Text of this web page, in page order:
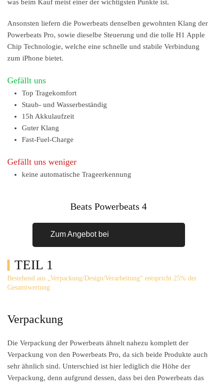
was beim Kauf meist einer der wichtigsten Punkte ist.
Ansonsten liefern die Powerbeats denselben gewohnten Klang der
Powerbeats Pro, sowie dieselbe Steuerung und die tolle H1 Apple
Chip Technologie, welche eine schnelle und stabile Verbindung
zum iPhone bietet.
Gefällt uns
Top Tragekomfort
Staub- und Wasserbeständig
15h Akkulaufzeit
Guter Klang
Fast-Fuel-Charge
Gefällt uns weniger
keine automatische Trageerkennung
Beats Powerbeats 4
Zum Angebot bei
TEIL 1
Bestehend aus „Verpackung/Design/Verarbeitung“ entspricht 25% der
Gesamtwertung
Verpackung
Die Verpackung der Powerbeats ähnelt nahezu komplett der
Verpackung von den Powerbeats Pro, da sich beide Produkte auch
sehr ähnlich sind. Unterschied ist hier lediglich die Höhe der
Verpackung, denn aufgrund dessen, dass bei den Powerbeats das